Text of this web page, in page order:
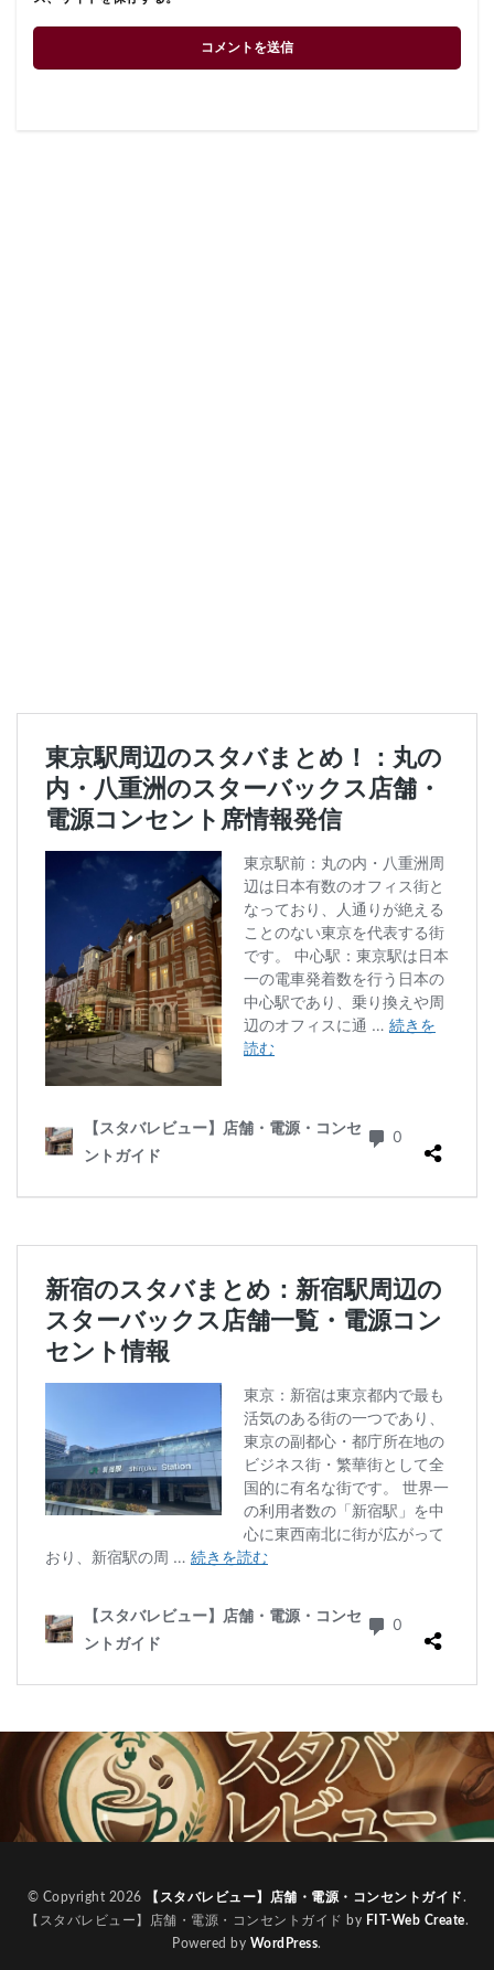
© Copyright 2026 【スタバレビュー】店舗・電源・コンセントガイド.
【スタバレビュー】店舗・電源・コンセントガイド by FIT-Web Create.
Powered by WordPress.